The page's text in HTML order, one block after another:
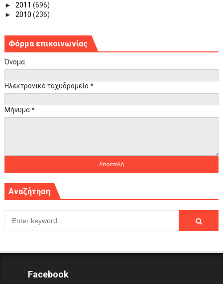
► 2011 (696)
► 2010 (236)
Φόρμα επικοινωνίας
Όνομα
Ηλεκτρονικό ταχυδρομείο *
Μήνυμα*
Αναζήτηση
Facebook